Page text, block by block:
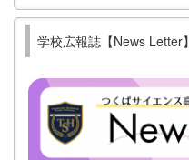
学校広報誌【News Letter】